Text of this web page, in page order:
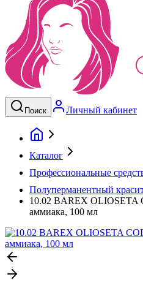
Поиск Личный кабинет
Каталог
Профессиональные
Полуперманентный
10.02 BAREX OLIOSETA
аммиака, 100 мл